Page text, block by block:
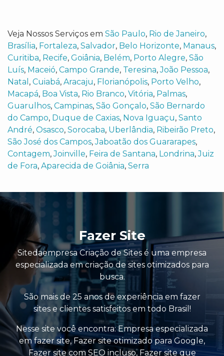
Veja Nossos Serviços em São Paulo, Rio de Janeiro,
Brasília, Fortaleza, Salvador, Belo Horizonte, Manaus,
Curitiba, Recife, Goiânia, Belém, Porto Alegre, São
Luís, Maceió, Campo Grande, Teresina,João Pessoa,
Natal , Cuiabá, Aracaju, Florianópolis, Porto Velho,
Macapá, Boa Vista, Rio Branco, Vitória, Palmas,
Guarulhos, Campinas, São Gonçalo, São Bernardo
do Campo, Duque de Caxias, Nova Iguaçu, Santo
André, Osasco, Sorocaba, Uberlândia, Ribeirão Preto,
São José dos Campos,Jaboatão dos Guararapes,
Contagem,Joinville, Feira de Santana, Londrina,Juiz
de Fora, Aparecida de Goiânia, Serra
Fazer Site
Sitedaempresa Criação de Sites é uma empresa
especializada em criação de sites otimizados para
busca.
São mais de 25 anos de experiência em fazer
sites e clientes satisfeitos em todo Brasil!
Nesse site você encontra:Empresa especializada
em fazer site,Fazer site otimizado para Google,
Fazer site com SEO incluso, Fazer site que